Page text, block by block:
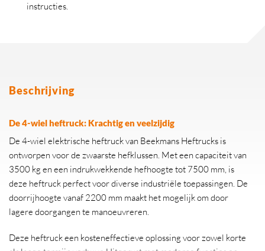
instructies.
Beschrijving
De 4-wiel heftruck: Krachtig en veelzijdig
De 4-wiel elektrische heftruck van Beekmans Heftrucks is
ontworpen voor de zwaarste hefklussen. Met een capaciteit van
3500 kg en een indrukwekkende hefhoogte tot 7500 mm, is
deze heftruck perfect voor diverse industriële toepassingen. De
doorrijhoogte vanaf 2200 mm maakt het mogelijk om door
lagere doorgangen te manoeuvreren.
Deze heftruck een kosteneffectieve oplossing voor zowel korte